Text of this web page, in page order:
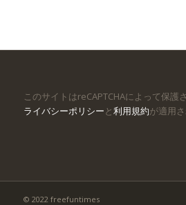
このサイトはreCAPTCHAによって保護
ライバシーポリシーと利用規約が適用さ
© 2022 freefuntimes